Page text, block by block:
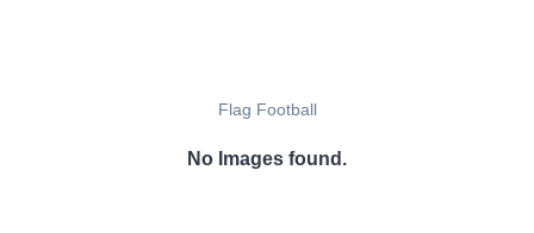
Flag Football
No Images found.